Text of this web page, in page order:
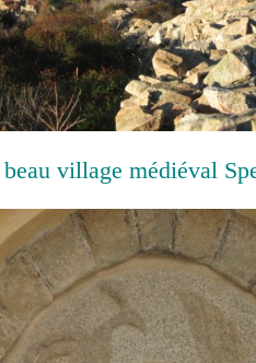
village médiéval